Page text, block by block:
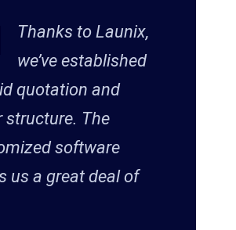
Thanks to Launix,
we’ve established
quotation and
structure. The
software
us a great deal of